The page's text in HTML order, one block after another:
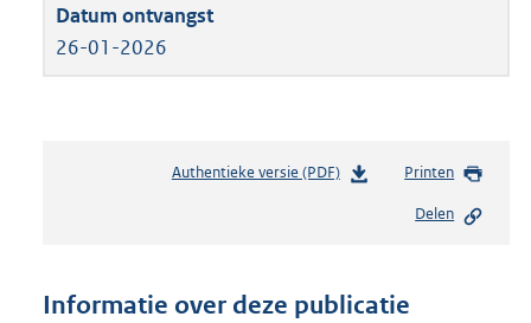
26-01-2026
Authentieke versie (PDF)b
n
Printen
Delen
Informatie over deze publicatie